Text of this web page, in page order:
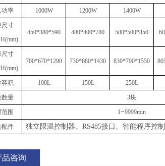
功率 1000W 1200W 1400W
尺寸
H(mm)
450*380*590 480*400*780 580*500*850
尺寸
H(mm)
700*670*1290 730*680*1430 830*790*1550
容积 100L 150L 250L
数量 3块
范围 1~9999min
配件 独立限温控制器、 RS485接口、智能程序控
品咨询